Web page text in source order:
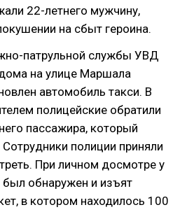
22-летнего мужчину,
на сбыт героина.
патрульной службы УВД
на улице Маршала
автомобиль такси. В
полицейские обратили
пассажира, который
полиции приняли
При личном досмотре у
обнаружен и изъят
в котором находилось 100